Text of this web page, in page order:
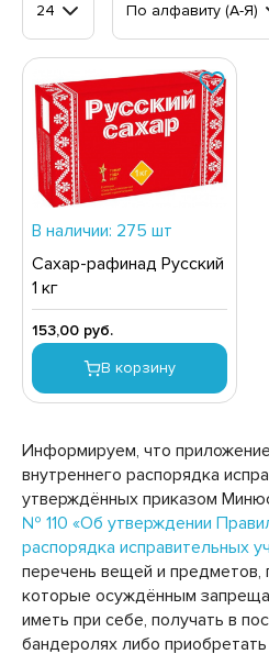
ПИТЬЕВАЯ, МИНЕРАЛЬНАЯ
РЕЗИНКА
ПАСТИЛА, МАРМЕЛАД
ПРОДУКТЫ
ИЗДЕЛИЯ,
МОЛОЧНЫЕ
МЯСНЫЕ
МЯСОРАСТИТЕЛЬНЫЕ
ФРУКТОВО-ЯГОДНЫЕ
КОФЕЙНЫЕ НАПИТКИ,
РАСТИТЕЛЬНОЕ
СЛИВОЧНОЕ, СПРЕД
И ВАТНО-
ДЛЯ ДУША
ТОВАРЫ
СРЕДСТВА
ТУАЛЕТНОЕ
ХОЗЯЙСТВЕННОЕ
ДЛЯ УХОДА
ДЛЯ БРИТЬЯ И ПОСЛЕ
ДЛЯ МЫТЬЯ ПОСУДЫ
ДЛЯ СТИРКИ
ДЛЯ УХОДА ЗА
ДЛЯ УХОДА ЗА КОЖЕЙ
24 По алфавиту (А-Я)
В наличии: 275 шт
Сахар-рафинад Русский
1 кг
153,00 руб.
В корзину
Информируем, что
внутреннего распорядка
утверждённых приказом
№ 110 «Об утверждении
распорядка исправительных
перечень вещей и предметов,
которые осуждённым
иметь при себе, получать в
бандеролях либо приобретать